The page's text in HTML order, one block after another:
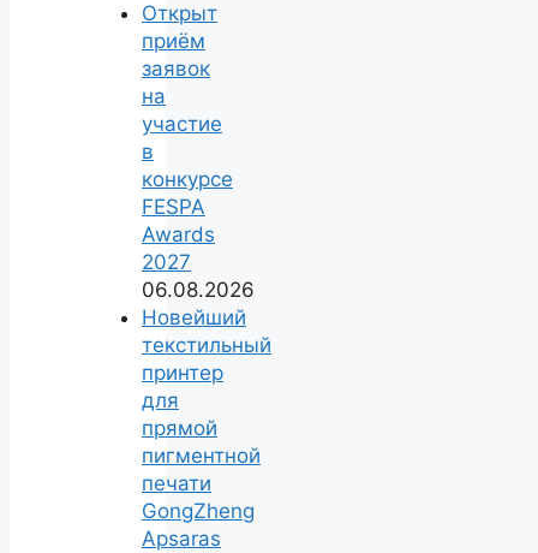
Открыт
приём
заявок
на
участие
в
конкурсе
FESPA
Awards
2027
06.08.2026
Новейший
текстильный
принтер
для
прямой
пигментной
печати
GongZheng
Apsaras